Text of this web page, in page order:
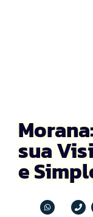
sua
e